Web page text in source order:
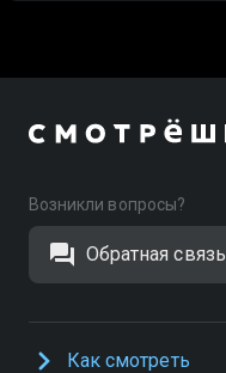
Возникли вопросы?
Обратная связь
Как смотреть